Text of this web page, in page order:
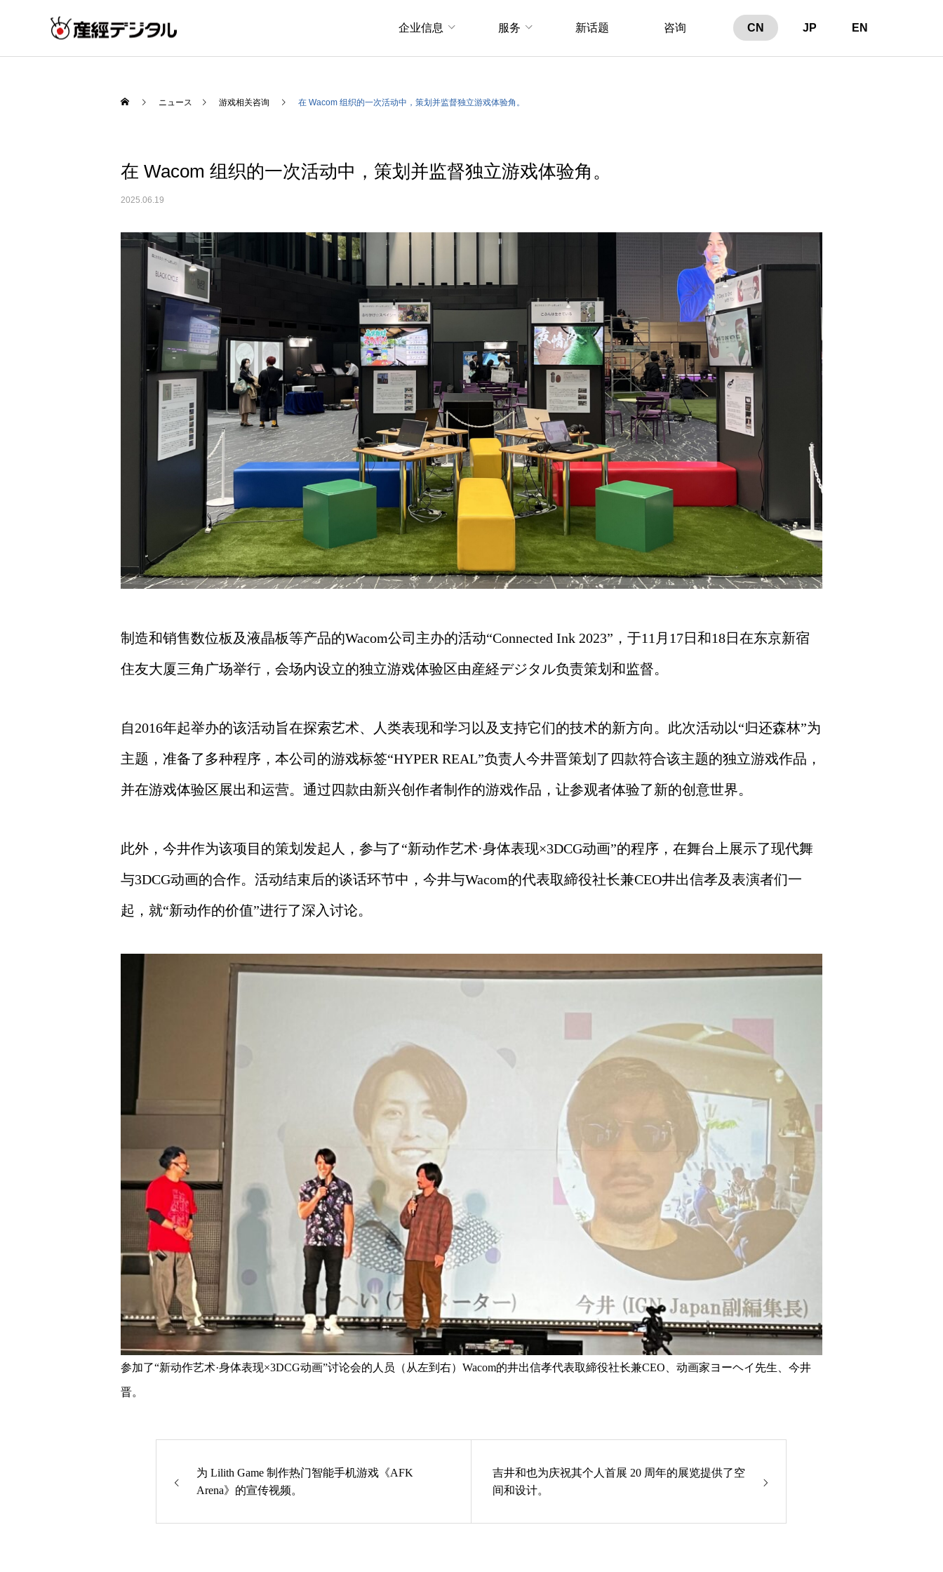
企业信息 服务 新话题 咨询 CN JP EN
ニュース 游戏相关咨询 在 Wacom 组织的一次活动中，策划并监督独立游戏体验角。
在 Wacom 组织的一次活动中，策划并监督独立游戏体验角。
2025.06.19
制造和销售数位板及液晶板等产品的Wacom公司主办的活动“Connected Ink 2023”，于11月17日和18日在东京新宿
住友大厦三角广场举行，会场内设立的独立游戏体验区由産経デジタル负责策划和监督。
自2016年起举办的该活动旨在探索艺术、人类表现和学习以及支持它们的技术的新方向。此次活动以“归还森林”为
主题，准备了多种程序，本公司的游戏标签“HYPER REAL”负责人今井晋策划了四款符合该主题的独立游戏作品，
并在游戏体验区展出和运营。通过四款由新兴创作者制作的游戏作品，让参观者体验了新的创意世界。
此外，今井作为该项目的策划发起人，参与了“新动作艺术·身体表现×3DCG动画”的程序，在舞台上展示了现代舞
与3DCG动画的合作。活动结束后的谈话环节中，今井与Wacom的代表取締役社长兼CEO井出信孝及表演者们一
起，就“新动作的价值”进行了深入讨论。
参加了“新动作艺术·身体表现×3DCG动画”讨论会的人员（从左到右）Wacom的井出信孝代表取締役社长兼CEO、动画家ヨーヘイ先生、今井
晋。
为 Lilith Game 制作热门智能手机游戏《AFK
Arena》的宣传视频。
吉井和也为庆祝其个人首展 20 周年的展览提供了空
间和设计。